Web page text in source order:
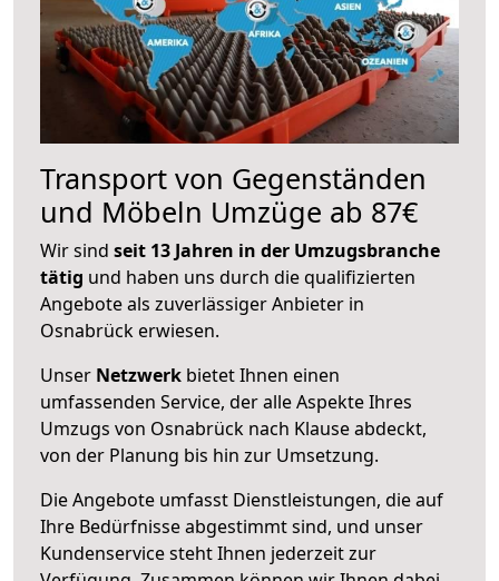
Transport von Gegenständen
und Möbeln Umzüge ab 87€
Wir sind seit 13 Jahren in der Umzugsbranche
tätig und haben uns durch die qualifizierten
Angebote als zuverlässiger Anbieter in
Osnabrück erwiesen.
Unser Netzwerk bietet Ihnen einen
umfassenden Service, der alle Aspekte Ihres
Umzugs von Osnabrück nach Klause abdeckt,
von der Planung bis hin zur Umsetzung.
Die Angebote umfasst Dienstleistungen, die auf
Ihre Bedürfnisse abgestimmt sind, und unser
Kundenservice steht Ihnen jederzeit zur